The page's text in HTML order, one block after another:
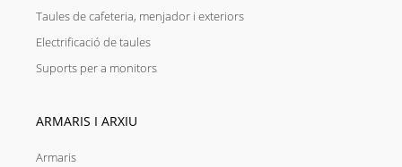
Taules de cafeteria, menjador i exteriors
Electrificació de taules
Suports per a monitors
ARMARIS I ARXIU
Armaris